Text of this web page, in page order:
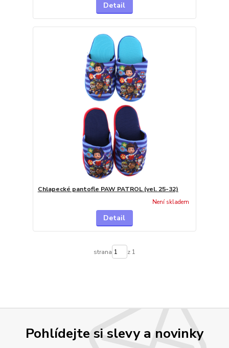
Detail
Chlapecké pantofle PAW PATROL (vel. 25-32)
Není skladem
Detail
strana z 1
Pohlídejte si slevy a novinky